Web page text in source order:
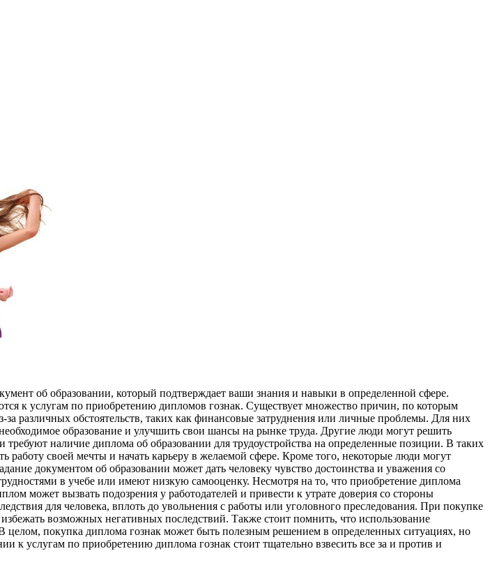
об образовании, который подтверждает ваши знания и навыки в определенной сфере.
к услугам по приобретению дипломов гознак. Существует множество причин, по которым
различных обстоятельств, таких как финансовые затруднения или личные проблемы. Для них
образование и улучшить свои шансы на рынке труда. Другие люди могут решить
наличие диплома об образовании для трудоустройства на определенные позиции. В таких
работу своей мечты и начать карьеру в желаемой сфере. Кроме того, некоторые люди могут
документом об образовании может дать человеку чувство достоинства и уважения со
в учебе или имеют низкую самооценку. Несмотря на то, что приобретение диплома
может вызвать подозрения у работодателей и привести к утрате доверия со стороны
для человека, вплоть до увольнения с работы или уголовного преследования. При покупке
возможных негативных последствий. Также стоит помнить, что использование
целом, покупка диплома гознак может быть полезным решением в определенных ситуациях, но
услугам по приобретению диплома гознак стоит тщательно взвесить все за и против и